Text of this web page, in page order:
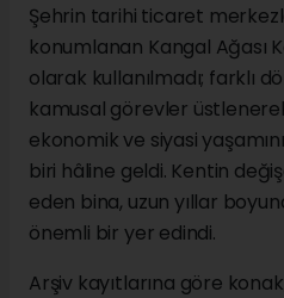
Şehrin tarihi ticaret
konumlanan Kangal Ağası
olarak kullanılmadı; farklı
kamusal görevler üstlenerek
ekonomik ve siyasi
biri hâline geldi. Kentin
eden bina, uzun yıllar
önemli bir yer edindi.
Arşiv kayıtlarına göre